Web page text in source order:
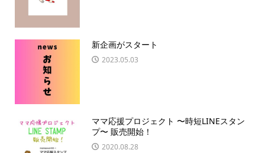
新企画がスタート
2023.05.03
ママ応援プロジェクト 〜時短LINEスタン
プ〜 販売開始️！
2020.08.28